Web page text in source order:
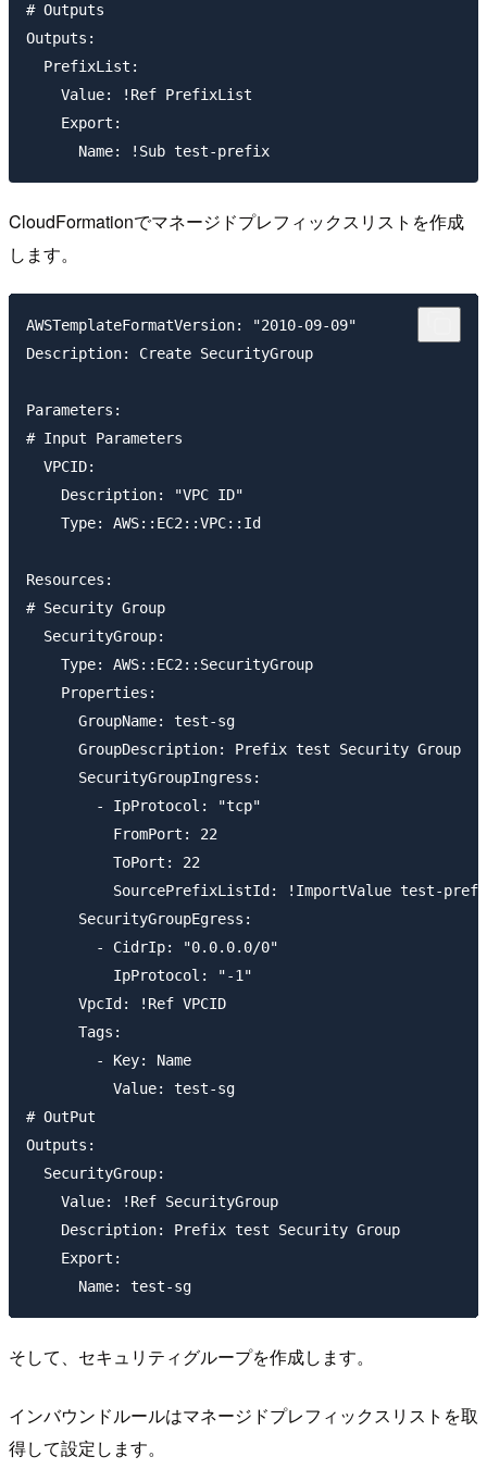
# Outputs
Outputs:
  PrefixList:
    Value: !Ref PrefixList
    Export:
CloudFormationでマネージドプレフィックスリストを作成
します。
AWSTemplateFormatVersion: "2010-09-09"
Description: Create SecurityGroup
Parameters:
# Input Parameters
  VPCID:
    Description: "VPC ID"
    Type: AWS::EC2::VPC::Id
Resources:
# Security Group
  SecurityGroup:
    Type: AWS::EC2::SecurityGroup
    Properties:
      GroupName: test-sg
      GroupDescription: Prefix test Security Group
      SecurityGroupIngress:
        - IpProtocol: "tcp"
          FromPort: 22
          ToPort: 22
SourcePrefixListId: !ImportValue test-
      SecurityGroupEgress:
        - CidrIp: "0.0.0.0/0"
          IpProtocol: "-1"
      VpcId: !Ref VPCID
      Tags:
        - Key: Name
          Value: test-sg
# OutPut
Outputs:
  SecurityGroup:
    Value: !Ref SecurityGroup
    Description: Prefix test Security Group
    Export:
そして、セキュリティグループを作成します。
インバウンドルールはマネージドプレフィックスリストを取
得して設定します。